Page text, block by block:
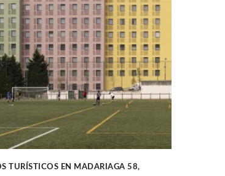
TURÍSTICOS EN MADARIAGA 58,